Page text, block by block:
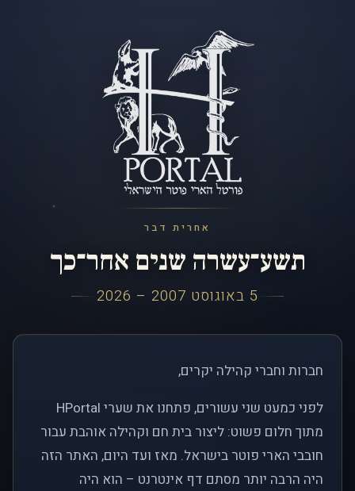
אחרית דבר
תשע־עשרה שנים אחר־כך
5 באוגוסט 2007 – 2026
חברות וחברי קהילה יקרים,
לפני כמעט שני עשורים, פתחנו את שערי HPortal
מתוך חלום פשוט: ליצור בית חם וקהילה אוהבת עבור
חובבי הארי פוטר בישראל. מאז ועד היום, האתר הזה
היה הרבה יותר מסתם דף אינטרנט – הוא היה